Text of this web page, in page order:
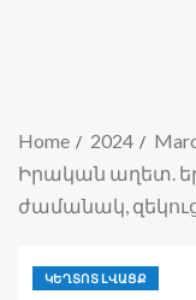
Home 2024
Իրական աղետ.
ժամանակ,
ԿԵՂՏՈՏ ԼՎԱՑՔ